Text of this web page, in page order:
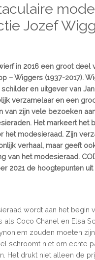
Jozef
in 2016 een groot
– Wiggers (1937-2017).
en uitgever van
verzamelaar en een
van zijn vele bezoeken
Het markeert het
het modesieraad. Zijn
verhaal, maar geeft
van het modesieraad.
2021 de hoogtepunten
wordt aan het begin
als Coco Chanel en Elsa
zouden moeten
schroomt niet om echte
Het drukt niet alleen de